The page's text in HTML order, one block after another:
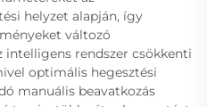
helyzet alapján, így
változó
intelligens rendszer csökkenti
optimális hegesztési
manuális beavatkozás